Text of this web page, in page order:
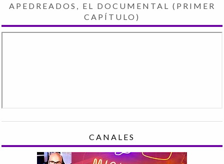
APEDREADOS, EL DOCUMENTAL (PRIMER
CAPÍTULO)
CANALES